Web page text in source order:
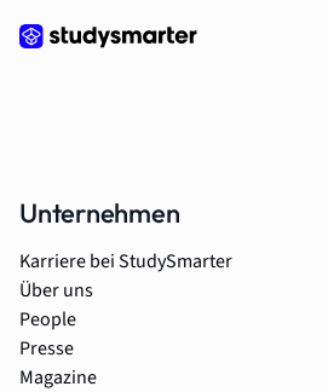
Unternehmen
Karriere bei StudySmarter
Über uns
People
Presse
Magazine